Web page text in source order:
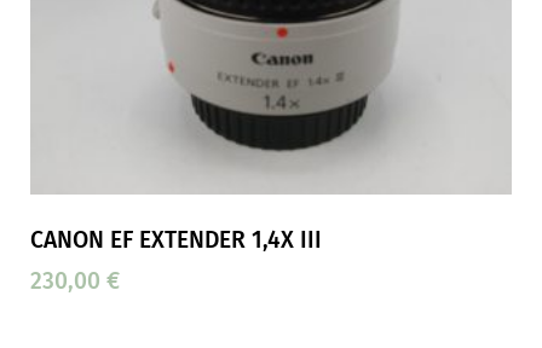
CANON EF EXTENDER 1,4X III
230,00 €